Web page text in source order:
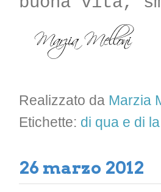
Realizzato da Marzia
Etichette: di qua e di
26 marzo 2012